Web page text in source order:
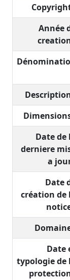
Année
Date de
derniere
a
Date
création de
Date
typologie de